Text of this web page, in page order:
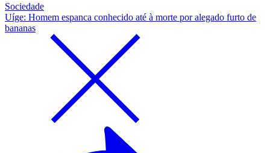
Sociedade
Uíge: Homem espanca conhecido até à morte por alegado furto de
bananas